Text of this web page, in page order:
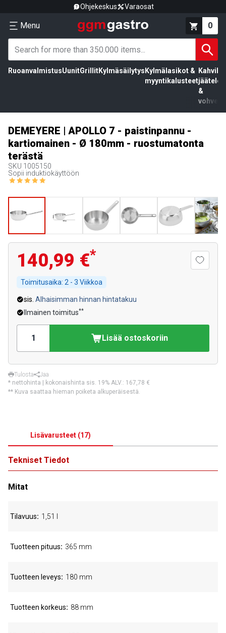
Ohjekeskus Varaosat
Menu 0
RuoanvalmistusUunitGrillitKylmäsäilytys Kylmälasikot &
myyntikalusteet
Kahvila,
jäätelö
&
vohvelit
DEMEYERE | APOLLO 7 - paistinpannu -
kartiomainen - Ø 180mm - ruostumatonta
terästä
SKU 1005150
Sopii induktiokäyttöön
140,99 €*
Toimitusaika: 2 - 3 Viikkoa
sis. Alhaisimman hinnan hintatakuu
Ilmainen toimitus**
Lisää ostoskoriin
Tulosta
Jaa
* nettohinta | kokonaishinta sis. 19% ALV.: 167,78 €
** Kuva saattaa hieman poiketa alkuperäisestä.
Lisävarusteet (17)
Tekniset Tiedot
Mitat
Tilavuus 1,51 l
Tuotteen pituus 365 mm
Tuotteen leveys 180 mm
Tuotteen korkeus 88 mm